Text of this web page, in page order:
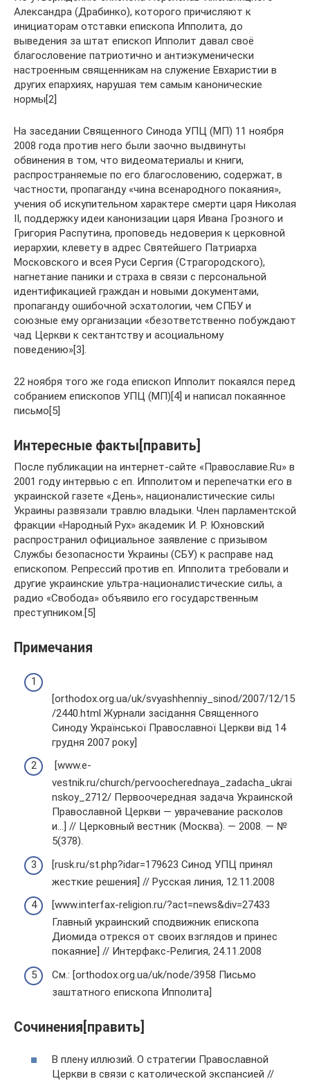
Александра (Драбинко), которого причисляют к
инициаторам отставки епископа Ипполита, до
выведения за штат епископ Ипполит давал своё
благословение патриотично и антиэкуменически
настроенным священникам на служение Евхаристии в
других епархиях, нарушая тем самым канонические
нормы[2]
На заседании Священного Синода УПЦ (МП) 11 ноября
2008 года против него были заочно выдвинуты
обвинения в том, что видеоматериалы и книги,
распространяемые по его благословению, содержат, в
частности, пропаганду «чина всенародного покаяния»,
учения об искупительном характере смерти царя Николая
II, поддержку идеи канонизации царя Ивана Грозного и
Григория Распутина, проповедь недоверия к церковной
иерархии, клевету в адрес Святейшего Патриарха
Московского и всея Руси Сергия (Страгородского),
нагнетание паники и страха в связи с персональной
идентификацией граждан и новыми документами,
пропаганду ошибочной эсхатологии, чем СПБУ и
союзные ему организации «безответственно побуждают
чад Церкви к сектантству и асоциальному
поведению»[3].
22 ноября того же года епископ Ипполит покаялся перед
собранием епископов УПЦ (МП)[4] и написал покаянное
письмо[5]
Интересные факты[править]
После публикации на интернет-сайте «Православие.Ru» в
2001 году интервью с еп. Ипполитом и перепечатки его в
украинской газете «День», националистические силы
Украины развязали травлю владыки. Член парламентской
фракции «Народный Рух» академик И. Р. Юхновский
распространил официальное заявление с призывом
Службы безопасности Украины (СБУ) к расправе над
епископом. Репрессий против еп. Ипполита требовали и
другие украинские ультра-националистические силы, а
радио «Свобода» объявило его государственным
преступником.[5]
Примечания
[orthodox.org.ua/uk/svyashhenniy_sinod/2007/12/15
/2440.html Журнали засідання Священного
Синоду Української Православної Церкви від 14
грудня 2007 року]
[www.e-
vestnik.ru/church/pervoocherednaya_zadacha_ukrai
nskoy_2712/ Первоочередная задача Украинской
Православной Церкви — уврачевание расколов
и…] // Церковный вестник (Москва). — 2008. — №
5(378).
[rusk.ru/st.php?idar=179623 Синод УПЦ принял
жесткие решения] // Русская линия, 12.11.2008
[www.interfax-religion.ru/?act=news&div=27433
Главный украинский сподвижник епископа
Диомида отрекся от своих взглядов и принес
покаяние] // Интерфакс-Религия, 24.11.2008
См.: [orthodox.org.ua/uk/node/3958 Письмо
заштатного епископа Ипполита]
Сочинения[править]
В плену иллюзий. О стратегии Православной
Церкви в связи с католической экспансией //